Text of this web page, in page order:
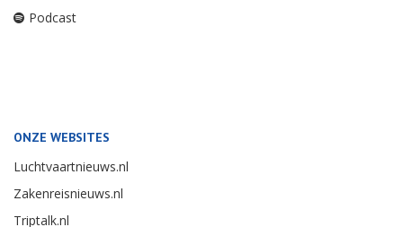
Podcast
ONZE WEBSITES
Luchtvaartnieuws.nl
Zakenreisnieuws.nl
Triptalk.nl